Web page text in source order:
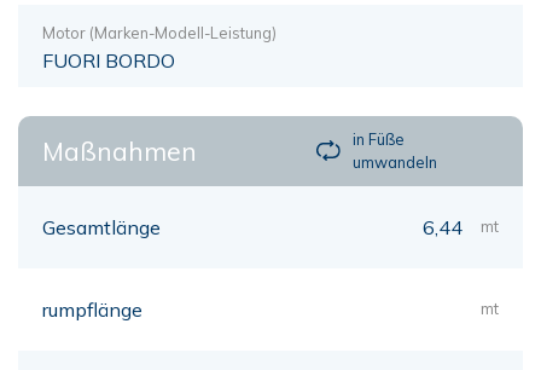
Motor (Marken-Modell-Leistung)
FUORI BORDO
Maßnahmen
in Füße
umwandeln
Gesamtlänge 6,44 mt
rumpflänge mt